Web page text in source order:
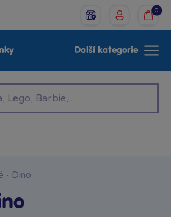
0
Další kategorie
· Dino